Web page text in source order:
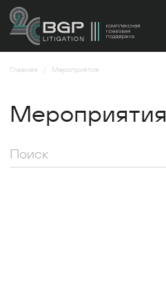
Главная Мероприятия
Мероприятия